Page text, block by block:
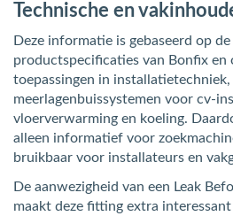
Technische en
Deze informatie is gebaseerd op
productspecificaties van Bonfix en
toepassingen in installatietechniek,
meerlagenbuissystemen voor cv-
vloerverwarming en koeling.
alleen informatief voor
bruikbaar voor installateurs en
De aanwezigheid van een Leak
maakt deze fitting extra